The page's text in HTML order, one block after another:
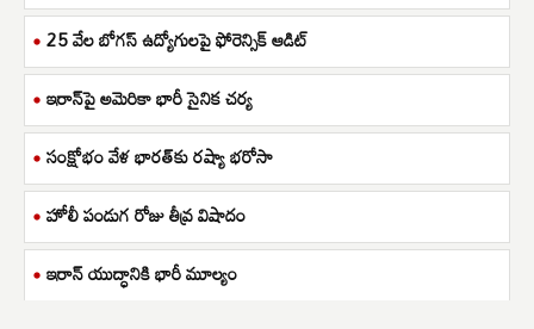
25 వేల బోగస్ ఉద్యోగులపై ఫోరెన్సిక్ ఆడిట్
ఇరాన్‌పై అమెరికా భారీ సైనిక చర్య
సంక్షోభం వేళ భారత్‌కు రష్యా భరోసా
హోలీ పండుగ రోజు తీవ్ర విషాదం
ఇరాన్ యుద్ధానికి భారీ మూల్యం